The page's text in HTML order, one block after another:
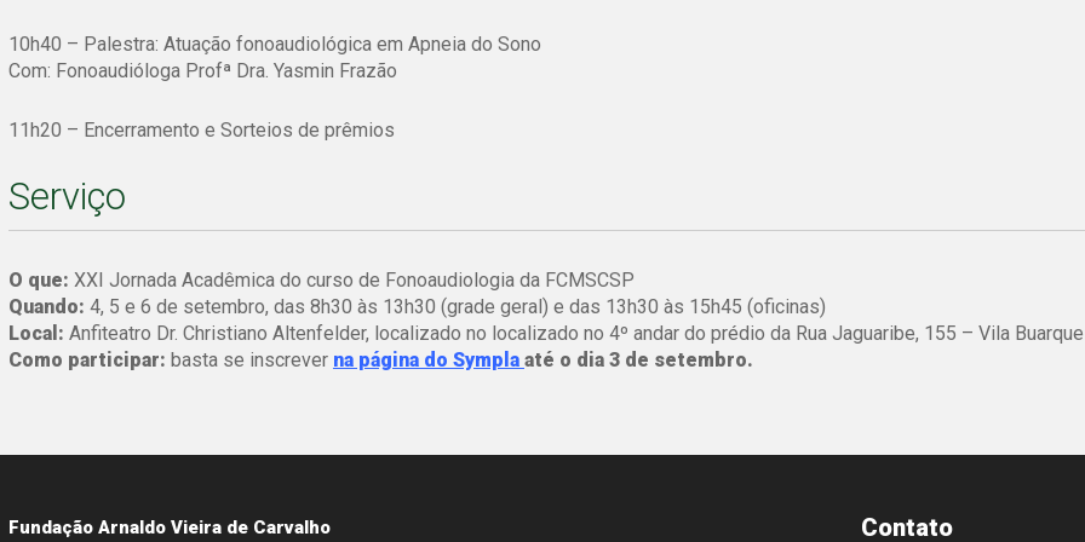
10h40 – Palestra: Atuação fonoaudiológica em Apneia do Sono
Com: Fonoaudióloga Profª Dra. Yasmin Frazão
11h20 – Encerramento e Sorteios de prêmios
Serviço
O que: XXI Jornada Acadêmica do curso de Fonoaudiologia da FCMSCSP
Quando: 4, 5 e 6 de setembro, das 8h30 às 13h30 (grade geral) e das 13h30 às 15h45 (oficinas)
Local: Anfiteatro Dr. Christiano Altenfelder, localizado no localizado no 4º andar do prédio da Rua Jaguaribe, 155 – Vila
Como participar: basta se inscrever na página do Sympla até o dia 3 de setembro.
Fundação Arnaldo Vieira de Carvalho
Contato